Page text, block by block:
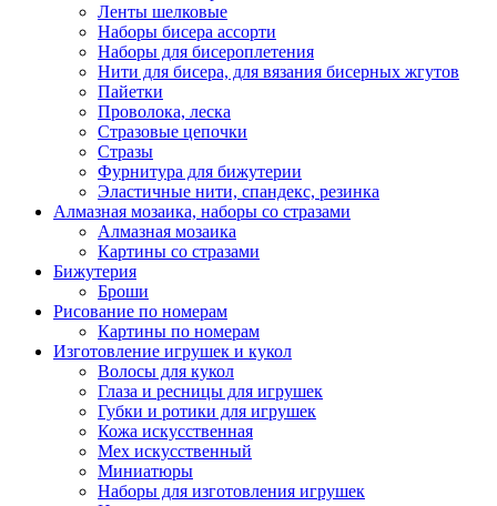
Ленты шелковые
Наборы бисера ассорти
Наборы для бисероплетения
Нити для бисера, для вязания бисерных жгутов
Пайетки
Проволока, леска
Стразовые цепочки
Стразы
Фурнитура для бижутерии
Эластичные нити, спандекс, резинка
Алмазная мозаика, наборы со стразами
Алмазная мозаика
Картины co стразами
Бижутерия
Броши
Рисование по номерам
Картины по номерам
Изготовление игрушек и кукол
Волосы для кукол
Глаза и ресницы для игрушек
Губки и ротики для игрушек
Кожа искусственная
Мех искусственный
Миниатюры
Наборы для изготовления игрушек